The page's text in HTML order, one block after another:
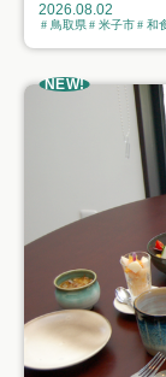
2026.08.02
鳥取県 米子市 和
NEW!